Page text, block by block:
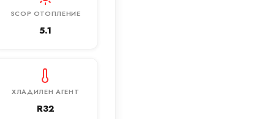
SCOP ОТОПЛЕНИЕ
5.1
ХЛАДИЛЕН АГЕНТ
R32